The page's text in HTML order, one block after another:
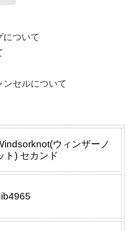
について
セルについて
ウィンザーノ
ト) セカンド